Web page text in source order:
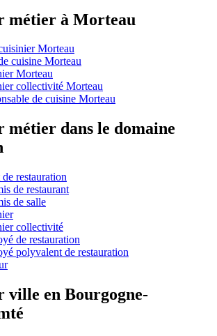
métier à Morteau
Morteau
cuisine Morteau
Morteau
collectivité Morteau
de cuisine Morteau
dans le domaine
restauration
de restaurant
de salle
collectivité
de restauration
polyvalent de restauration
ville en Bourgogne-